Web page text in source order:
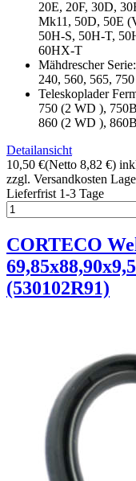
20E, 20F, 30D,
Mk11, 50D, 50E
50H-S, 50H-T,
60HX-T
Mähdrescher
240, 560, 565,
Teleskoplader
750 (2 WD ),
860 (2 WD ),
Detailansicht
10,50 €(Netto 8,82 €)
zzgl. Versandkosten
Lieferfrist 1-3 Tage
CORTECO
(530102R91)